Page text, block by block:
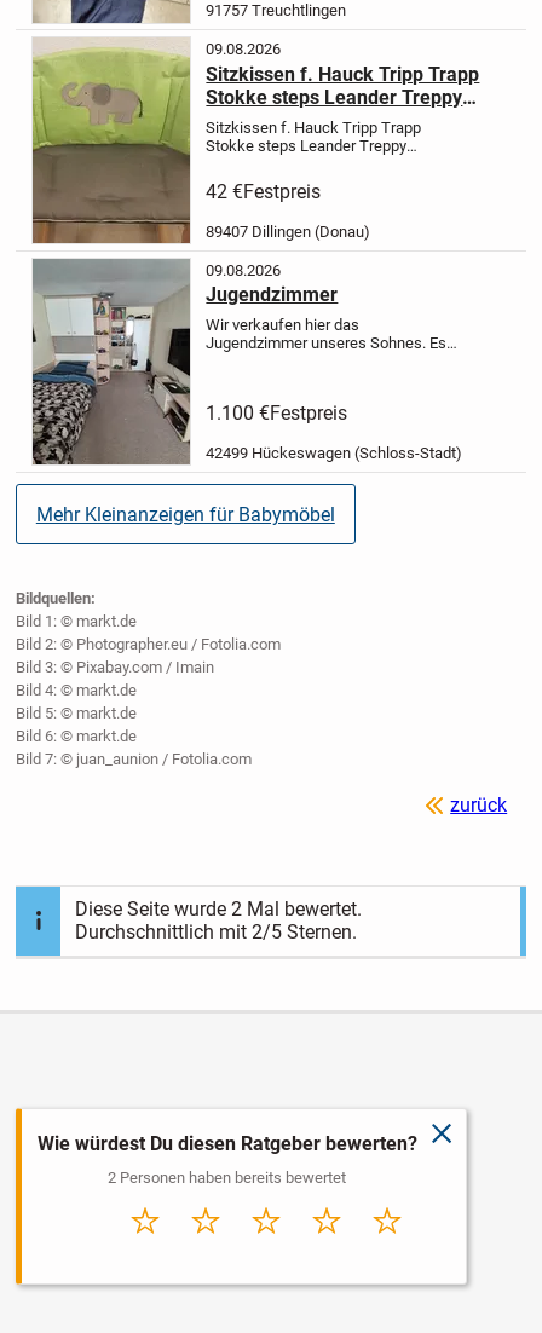
91757 Treuchtlingen
09.08.2026
Sitzkissen f. Hauck Tripp Trapp
Stokke steps Leander Treppy
Roba
Sitzkissen f. Hauck Tripp Trapp
Stokke steps Leander Treppy
Sitzkissen mit handgearbeiteter
Applikation, 2-tlg. für
42 €Festpreis
89407 Dillingen (Donau)
09.08.2026
Jugendzimmer
Wir verkaufen hier das
Jugendzimmer unseres Sohnes. Es
abgesetzte Schranktüren und beige
1.100 €Festpreis
42499 Hückeswagen (Schloss-Stadt)
Mehr Kleinanzeigen für Babymöbel
Bildquellen:
Bild 1: © markt.de
Bild 2: © Photographer.eu / Fotolia.com
Bild 3: © Pixabay.com / Imain
Bild 4: © markt.de
Bild 5: © markt.de
Bild 6: © markt.de
Bild 7: © juan_aunion / Fotolia.com
zurück
Diese Seite wurde2 Mal bewertet.
Durchschnittlich mit2/5 Sternen.
schließen
Wie würdest Du diesen Ratgeber bewerten?
2 Personen haben bereits bewertet